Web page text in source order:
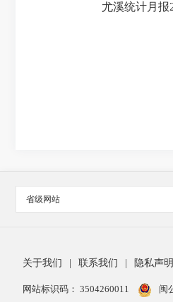
尤溪统计月报
省级网站
关于我们 联系我们 隐私声明
网站标识码： 3504260011 闽